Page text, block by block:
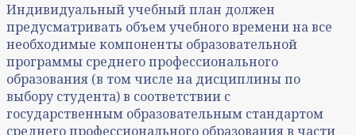
Индивидуальный учебный план должен
предусматривать объем учебного времени на все
необходимые компоненты образовательной
программы среднего профессионального
образования (в том числе на дисциплины по
выбору студента) в соответствии с
государственным образовательным стандартом
среднего профессионального образования в части